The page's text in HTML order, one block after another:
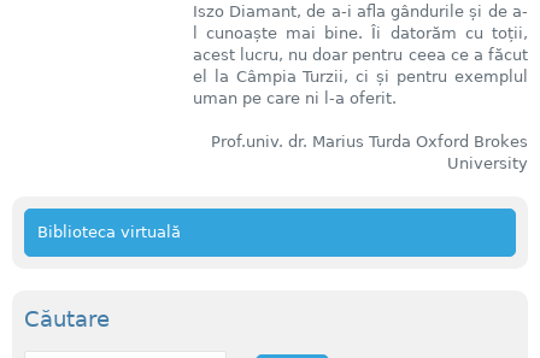
Iszo Diamant, de a-i afla gândurile și de a-
l cunoaște mai bine. Îi datorăm cu toții,
acest lucru, nu doar pentru ceea ce a făcut
el la Câmpia Turzii, ci și pentru exemplul
uman pe care ni l-a oferit.
Prof.univ. dr. Marius Turda Oxford Brokes
University
Biblioteca virtuală
Căutare
C